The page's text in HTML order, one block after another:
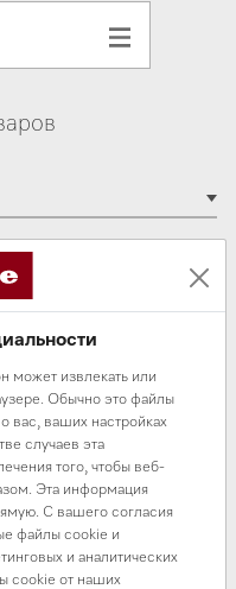
главной страницы
поиском
может извлекать или
Обычно это файлы
вас, ваших настройках
случаев эта
того, чтобы веб-
Эта информация
С вашего согласия
файлы cookie и
и аналитических
cookie от наших